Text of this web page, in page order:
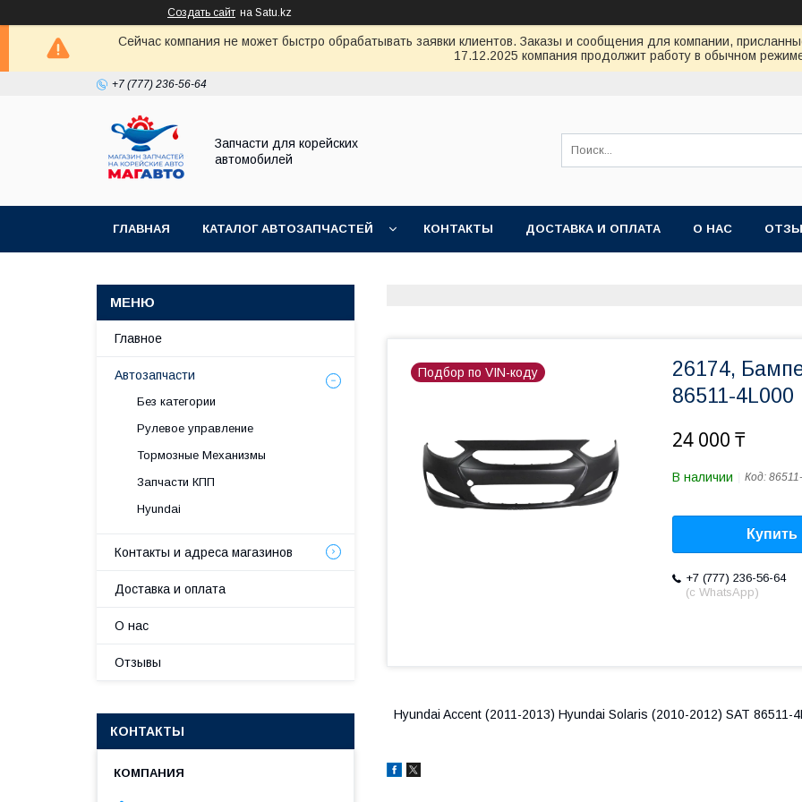
Создать сайт на Satu.kz
Сейчас компания не может быстро обрабатывать заявки клиентов. Заказы и сообщения для компании,
17.12.2025 компания продолжит работу в обычном
+7 (777) 236-56-64
Запчасти для корейских
автомобилей
ГЛАВНАЯ КАТАЛОГ АВТОЗАПЧАСТЕЙ КОНТАКТЫ ДОСТАВКА И ОПЛАТА О НАС
Подбор по VIN-коду
26174,
86511-4L000
24 000 ₸
В наличии Код:
Купить
+7 (777) 236-56-64
(с WhatsApp)
Hyundai Accent (2011-2013) Hyundai Solaris (2010-2012) SAT 86511-
Главное
Автозапчасти
Без категории
Рулевое управление
Тормозные Механизмы
Запчасти КПП
Hyundai
Контакты и адреса магазинов
Доставка и оплата
О нас
Отзывы
КОНТАКТЫ